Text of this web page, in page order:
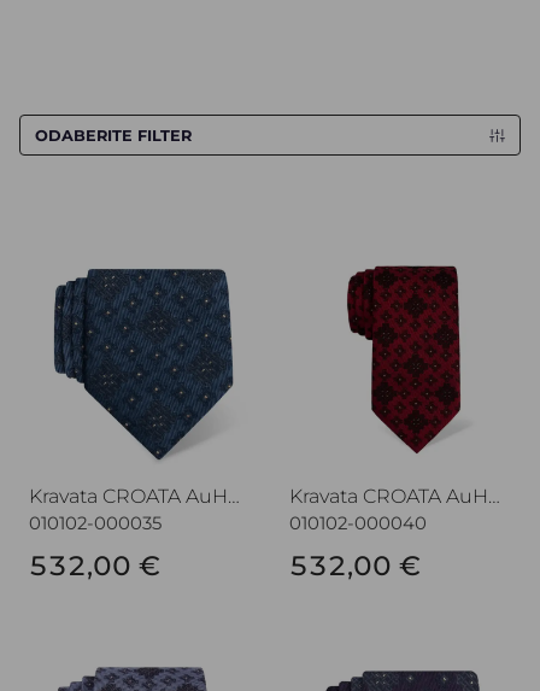
ODABERITE FILTER
Kravata CROATA AuHRum
010102-000035
532,00 €
Kravata CROATA AuHRum
010102-000040
532,00 €